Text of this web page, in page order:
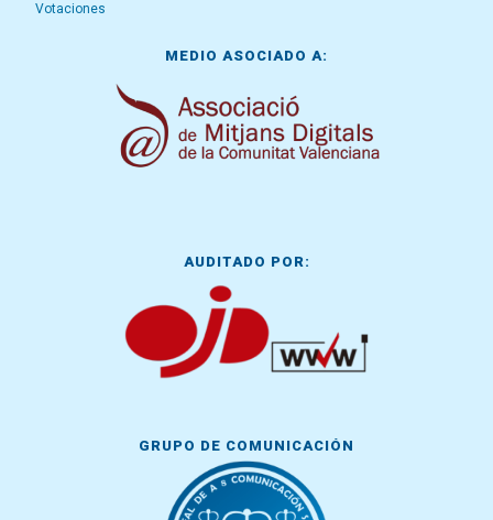
Votaciones
MEDIO ASOCIADO A:
AUDITADO POR:
GRUPO DE COMUNICACIÓN